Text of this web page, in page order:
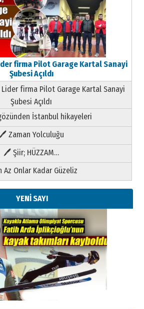
firma Pilot Garage Kartal Sanayi
Şubesi Açıldı
firma Pilot Garage Kartal Sanayi
Şubesi Açıldı
İstanbul hikayeleri
🖊 Zaman Yolculuğu
🖊 Şiir; HÜZZAM…
Az Onlar Kadar Güzeliz
YENİ SAYI
Aileyi Korumak